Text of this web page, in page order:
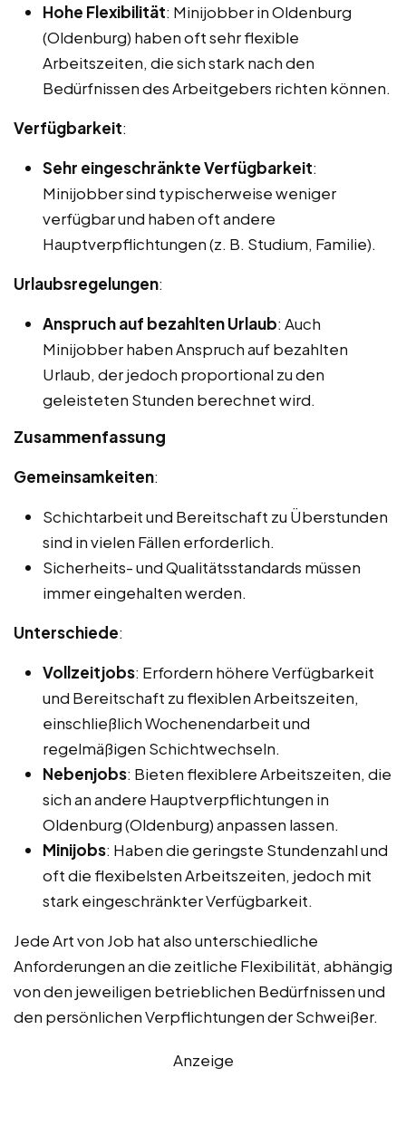
Hohe Flexibilität: Minijobber in Oldenburg
(Oldenburg) haben oft sehr flexible
Arbeitszeiten, die sich stark nach den
Bedürfnissen des Arbeitgebers richten können.
Verfügbarkeit:
Sehr eingeschränkte Verfügbarkeit:
Minijobber sind typischerweise weniger
verfügbar und haben oft andere
Hauptverpflichtungen (z. B. Studium, Familie).
Urlaubsregelungen:
Anspruch auf bezahlten Urlaub: Auch
Minijobber haben Anspruch auf bezahlten
Urlaub, der jedoch proportional zu den
geleisteten Stunden berechnet wird.
Zusammenfassung
Gemeinsamkeiten:
Schichtarbeit und Bereitschaft zu Überstunden
sind in vielen Fällen erforderlich.
Sicherheits- und Qualitätsstandards müssen
immer eingehalten werden.
Unterschiede:
Vollzeitjobs: Erfordern höhere Verfügbarkeit
und Bereitschaft zu flexiblen Arbeitszeiten,
einschließlich Wochenendarbeit und
regelmäßigen Schichtwechseln.
Nebenjobs: Bieten flexiblere Arbeitszeiten, die
sich an andere Hauptverpflichtungen in
Oldenburg (Oldenburg) anpassen lassen.
Minijobs: Haben die geringste Stundenzahl und
oft die flexibelsten Arbeitszeiten, jedoch mit
stark eingeschränkter Verfügbarkeit.
Jede Art von Job hat also unterschiedliche
Anforderungen an die zeitliche Flexibilität, abhängig
von den jeweiligen betrieblichen Bedürfnissen und
den persönlichen Verpflichtungen der Schweißer.
Anzeige